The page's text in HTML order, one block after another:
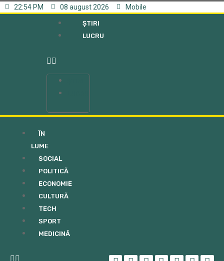
22:54 PM 08 august 2026 Mobile
ȘTIRI
LUCRU
ÎN
LUME
SOCIAL
POLITICĂ
ECONOMIE
CULTURĂ
TECH
SPORT
MEDICINĂ